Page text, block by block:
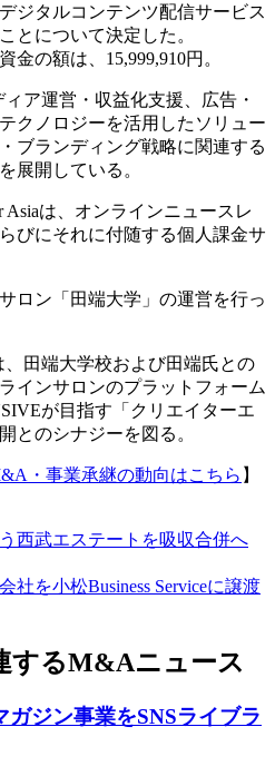
ジタルコンテンツ配信サービス
とについて決定した。
の額は、15,999,910円。
ア運営・収益化支援、広告・
クノロジーを活用したソリュー
ブランディング戦略に関連する
展開している。
Asiaは、オンラインニュースレ
びにそれに付随する個人課金サ
ロン「田端大学」の運営を行っ
田端大学校および田端氏との
インサロンのプラットフォーム
が目指す「クリエイターエ
とのシナジーを図る。
・事業承継の動向はこちら 】
西武エステートを吸収合併へ
社を小松Business Serviceに譲渡
するM&Aニュース
ジン事業をSNSライブラ